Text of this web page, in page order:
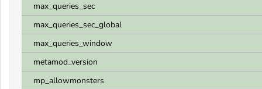
max_queries_sec
max_queries_sec_global
max_queries_window
metamod_version
mp_allowmonsters